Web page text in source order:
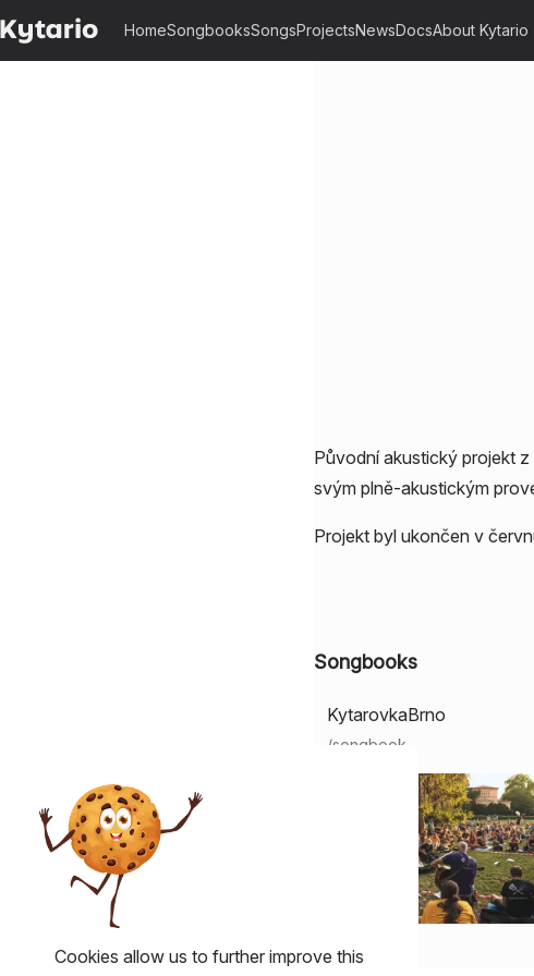
HomeSongbooksSongsProjectsNewsDocsAbout Kytario
Původní akustický projekt
svým plně-akustickým
Projekt byl ukončen v
Songbooks
KytarovkaBrno
/songbook
Cookies allow us to further improve this